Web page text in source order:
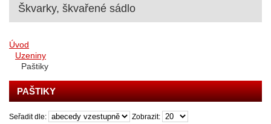
Úvod
Uzeniny
Paštiky
PAŠTIKY
Seřadit dle: Zobrazit:
Škvarky, škvařené sádlo